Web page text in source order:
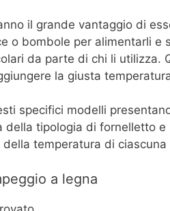
il grande vantaggio di
o bombole per alimentarli e
da parte di chi li utilizza.
la giusta
specifici modelli
della tipologia di fornelletto
della temperatura di ciascuna
a legna